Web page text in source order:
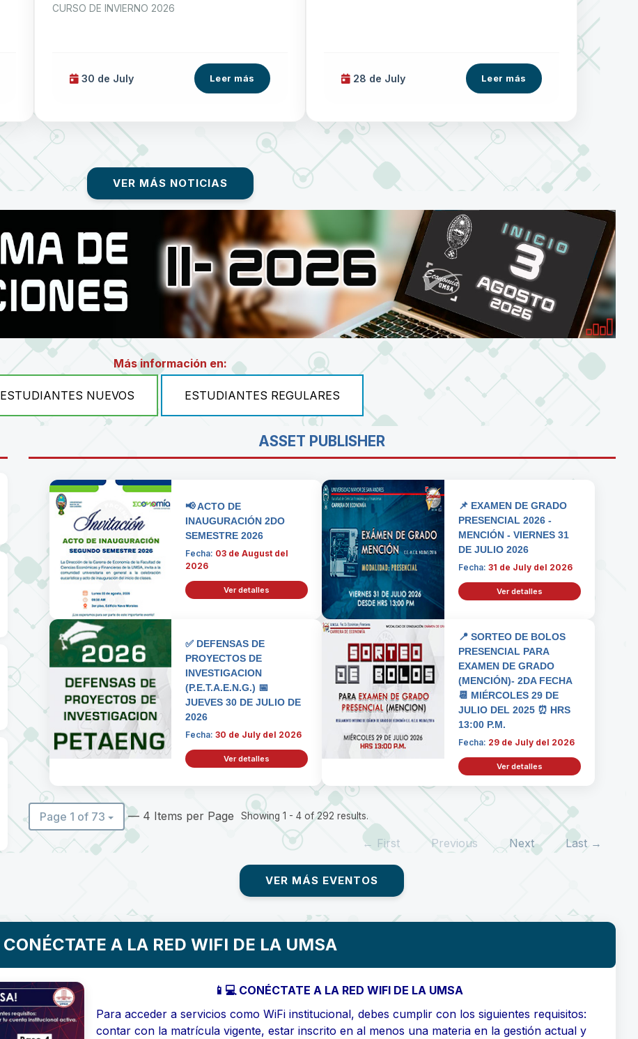
CURSO DE INVIERNO 2026
30 de July Leer más 28 de July Leer más
VER MÁS NOTICIAS
Más información en:
ESTUDIANTES NUEVOS ESTUDIANTES REGULARES
ASSET PUBLISHER
📢 ACTO DE
INAUGURACIÓN 2DO
SEMESTRE 2026
Fecha: 03 de August del
2026
Ver detalles
📌 EXAMEN DE GRADO
PRESENCIAL 2026 -
MENCIÓN - VIERNES 31
DE JULIO 2026
Fecha:31 de July del 2026
Ver detalles
✅ DEFENSAS DE
PROYECTOS DE
INVESTIGACION
(P.E.T.A.E.N.G.) 📅
JUEVES 30 DE JULIO DE
2026
Fecha:30 de July del 2026
Ver detalles
📍 SORTEO DE BOLOS
PRESENCIAL PARA
EXAMEN DE GRADO
(MENCIÓN)- 2DA FECHA
📆 MIÉRCOLES 29 DE
JULIO DEL 2025 ⏰ HRS
13:00 P.M.
Fecha: 29 de July del 2026
Ver detalles
Page 1 of 73 — 4 Items per Page Showing 1 - 4 of 292 results.
← First Previous Next Last →
VER MÁS EVENTOS
CONÉCTATE A LA RED WIFI DE LA UMSA
📱💻 CONÉCTATE A LA RED WIFI DE LA UMSA
Para acceder a servicios como WiFi institucional, debes cumplir con los siguientes requisitos:
contar con la matrícula vigente, estar inscrito en al menos una materia en la gestión actual y